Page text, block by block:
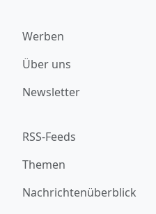
Werben
Über uns
Newsletter
RSS-Feeds
Themen
Nachrichtenüberblick